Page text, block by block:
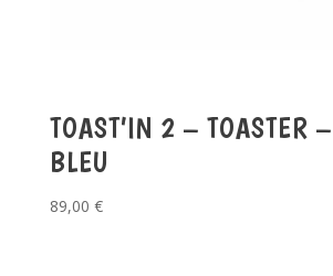
TOAST’IN 2 – TOASTER
BLEU
89,00 €